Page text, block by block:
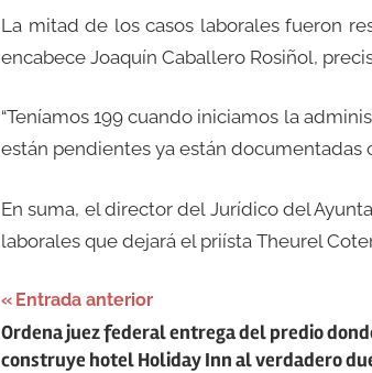
La mitad de los casos laborales fueron
encabece Joaquín Caballero Rosiñol,
“Teníamos 199 cuando iniciamos la
están pendientes ya están documentadas
En suma, el director del Jurídico del
laborales que dejará el priísta Theurel
Navegación
de
Entrada anterior
Ordena juez federal entrega del predio
construye hotel Holiday Inn al verdadero